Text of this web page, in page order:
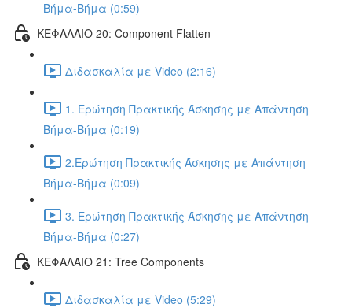
Βήμα-Βήμα (0:59)
ΚΕΦΑΛΑΙΟ 20: Component Flatten
Διδασκαλία με Video (2:16)
1. Ερώτηση Πρακτικής Άσκησης με Απάντηση
Βήμα-Βήμα (0:19)
2.Ερώτηση Πρακτικής Άσκησης με Απάντηση
Βήμα-Βήμα (0:09)
3. Ερώτηση Πρακτικής Άσκησης με Απάντηση
Βήμα-Βήμα (0:27)
ΚΕΦΑΛΑΙΟ 21: Tree Components
Διδασκαλία με Video (5:29)